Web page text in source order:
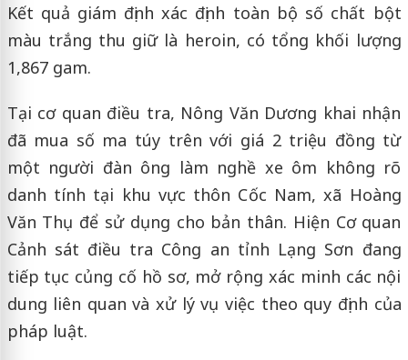
Kết quả giám định xác định toàn bộ số chất bột
màu trắng thu giữ là heroin, có tổng khối lượng
1,867 gam.
Tại cơ quan điều tra, Nông Văn Dương khai nhận
đã mua số ma túy trên với giá 2 triệu đồng từ
một người đàn ông làm nghề xe ôm không rõ
danh tính tại khu vực thôn Cốc Nam, xã Hoàng
Văn Thụ để sử dụng cho bản thân. Hiện Cơ quan
Cảnh sát điều tra Công an tỉnh Lạng Sơn đang
tiếp tục củng cố hồ sơ, mở rộng xác minh các nội
dung liên quan và xử lý vụ việc theo quy định của
pháp luật.